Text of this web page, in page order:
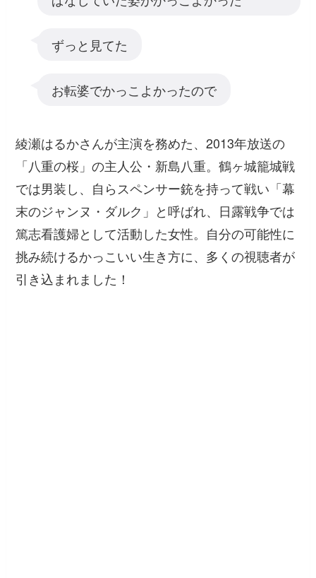
ずっと見てた
お転婆でかっこよかったので
綾瀬はるかさんが主演を務めた、2013年放送の
「八重の桜」の主人公・新島八重。鶴ヶ城籠城戦
では男装し、自らスペンサー銃を持って戦い「幕
末のジャンヌ・ダルク」と呼ばれ、日露戦争では
篤志看護婦として活動した女性。自分の可能性に
挑み続けるかっこいい生き方に、多くの視聴者が
引き込まれました！